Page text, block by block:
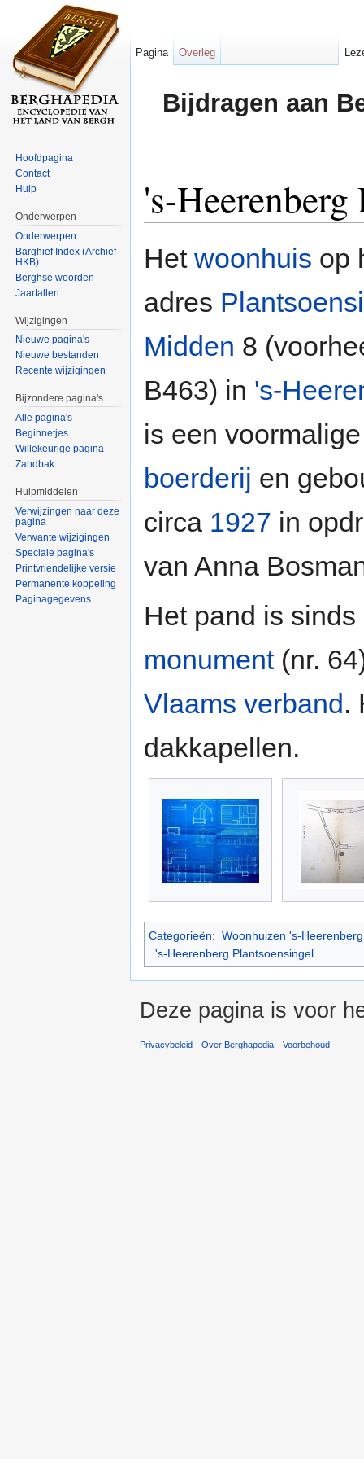
Bijdragen aan
's-
Het woonhuis op
adres
Midden 8
B463) in 's-
is een voormalige
boerderij en
circa 1927 in
van Anna
Het pand is
monument(nr.
Vlaams verband .
dakkapellen.
Categorieën: Woonhuizen 's-Heerenberg
's-Heerenberg Plantsoensingel
Pagina Overleg
Hoofdpagina
Contact
Hulp
Onderwerpen
Onderwerpen
Barghief Index (Archief
HKB)
Berghse woorden
Jaartallen
Wijzigingen
Nieuwe pagina's
Nieuwe bestanden
Recente wijzigingen
Bijzondere pagina's
Alle pagina's
Beginnetjes
Willekeurige pagina
Zandbak
Hulpmiddelen
Verwijzingen naar deze
pagina
Verwante wijzigingen
Speciale pagina's
Printvriendelijke versie
Permanente koppeling
Paginagegevens
Deze pagina is voor
Privacybeleid Over Berghapedia Voorbehoud